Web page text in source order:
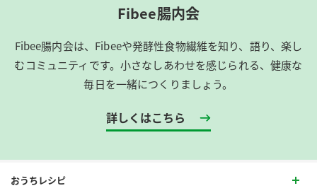
Fibee腸内会
Fibee腸内会は、​Fibeeや発酵性食物繊維を知り、語り、楽し
むコミュニティです。​小さなしあわせを感じられる、健康な
毎日を一緒につくりましょう。
詳しくはこちら
おうちレシピ